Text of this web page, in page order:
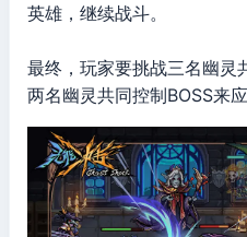
英雄，继续战斗。
最终，玩家要挑战三名幽灵
两名幽灵共同控制BOSS来